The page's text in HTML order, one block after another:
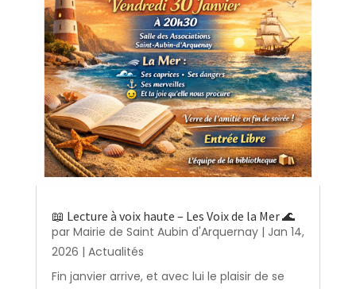
📖 Lecture à voix haute – Les Voix de la Mer 🌊
par Mairie de Saint Aubin d'Arquernay| Jan 14,
2026 | Actualités
Fin janvier arrive, et avec lui le plaisir de se